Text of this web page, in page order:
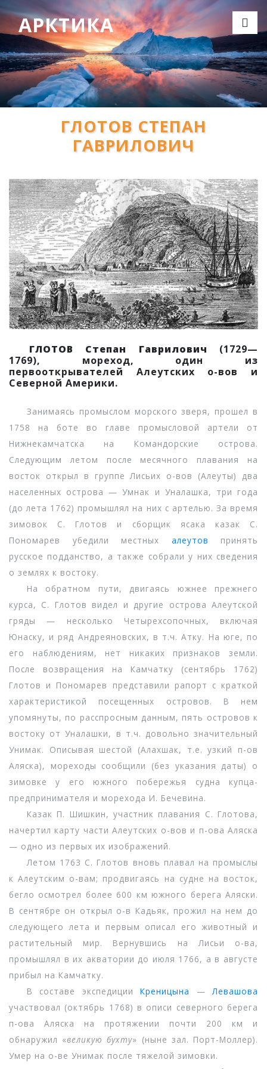
АРКТИКА
ГЛОТОВ СТЕПАН
ГАВРИЛОВИЧ
ГЛОТОВ Степан Гаврилович (1729—
1769), мореход, один из
первооткрывателей Алеутских о-вов и
Северной Америки.
Занимаясь промыслом морского зверя, прошел в
1758 на боте во главе промысловой артели от
Нижнекамчатска на Командорские острова.
Следующим летом после месячного плавания на
восток открыл в группе Лисьих о-вов (Алеуты) два
населенных острова — Умнак и Уналашка, три года
(до лета 1762) промышлял на них с артелью. За время
зимовок С. Глотов и сборщик ясака казак С.
Пономарев убедили местных алеутов принять
русское подданство, а также собрали у них сведения
о землях к востоку.
На обратном пути, двигаясь южнее прежнего
курса, С. Глотов видел и другие острова Алеутской
гряды — несколько Четырехсопочных, включая
Юнаску, и ряд Андреяновских, в т.ч. Атку. На юге, по
его наблюдениям, нет никаких признаков земли.
После возвращения на Камчатку (сентябрь 1762)
Глотов и Пономарев представили рапорт с краткой
характеристикой посещенных островов. В нем
упомянуты, по расспросным данным, пять островов к
востоку от Уналашки, в т.ч. довольно значительный
Унимак. Описывая шестой (Алахшак, т.е. узкий п-ов
Аляска), мореходы сообщили (без указания даты) о
зимовке у его южного побережья судна купца-
предпринимателя и морехода И. Бечевина.
Казак П. Шишкин, участник плавания С. Глотова,
начертил карту части Алеутских о-вов и п-ова Аляска
— одно из первых их изображений.
Летом 1763 С. Глотов вновь плавал на промыслы
к Алеутским о-вам; продвигаясь на судне на восток,
бегло осмотрел более 600 км южного берега Аляски.
В сентябре он открыл о-в Кадьяк, прожил на нем до
следующего лета и первым описал его животный и
растительный мир. Вернувшись на Лисьи о-ва,
промышлял в их акватории до июля 1766, а в августе
прибыл на Камчатку.
В составе экспедицииКреницына —Левашова
участвовал (октябрь 1768) в описи северного берега
п-ова Аляска на протяжении почти 200 км и
обнаружил «великую бухту» (ныне зал. Порт-Моллер).
Умер на о-ве Унимак после тяжелой зимовки.